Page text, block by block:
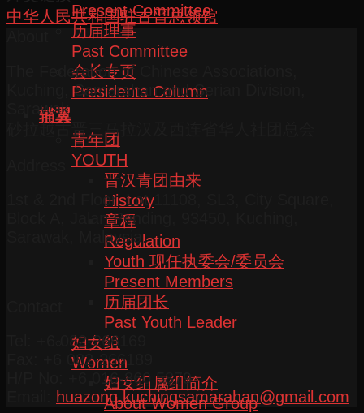
Present Committee
历届理事
Past Committee
会长专页
Presidents Column
辅翼
青年团
YOUTH
晋汉青团由来
History
章程
Regulation
Youth 现任执委会/委员会
Present Members
历届团长
Past Youth Leader
妇女组
Women
妇女组属组简介
About Women Group
中华人民共和国驻古晋总领馆
The Federation of Chinese Associations,
Kuching, Samarahan and Serian Division,
Sarawak
砂拉越古晋三马拉汉及西连省华人社团总会
1st & 2nd Floor, Lot 11108, SL3, City Square,
Block A, Jalan Pending, 93450, Kuching,
Sarawak, Malaysia.
Tel: +6 082-266169
Fax: +6 082-266189
H/P No: +6 016-860 5879
huazong.kuchingsamarahan@gmail.com